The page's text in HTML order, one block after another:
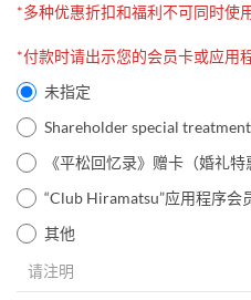
*多种优惠折扣和福利不可同时使用
*付款时请出示您的会员卡或应用
未指定
Shareholder special
《平松回忆录》赠卡（婚礼特
“Club Hiramatsu”应用程序会
其他